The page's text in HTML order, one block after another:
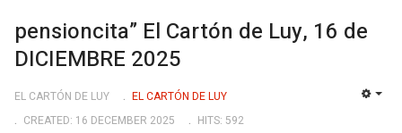
pensioncita” El Cartón de Luy, 16 de
DICIEMBRE 2025
EL CARTÓN DE LUY
EL CARTÓN DE LUY
CREATED: 16 DECEMBER 2025
HITS: 592